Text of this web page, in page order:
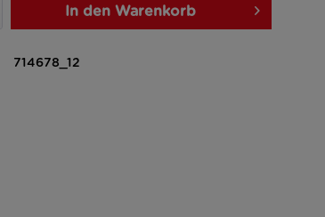
In den Warenkorb
714678_12